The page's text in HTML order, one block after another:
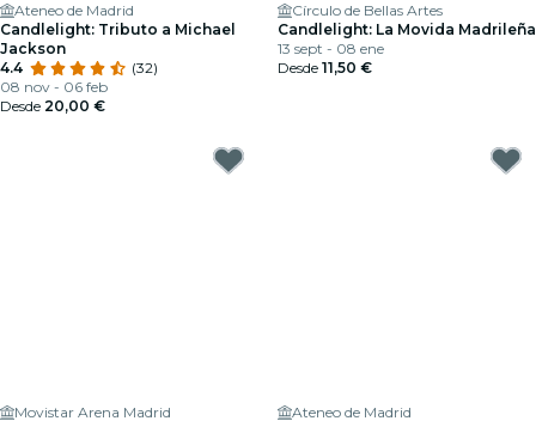
Ateneo de Madrid
Candlelight: Tributo a Michael
Jackson
4.4
(32)
08 nov - 06 feb
Desde 20,00 €
Círculo de Bellas Artes
Candlelight: La Movida Madrileña
13 sept - 08 ene
Desde 11,50 €
Movistar Arena Madrid Ateneo de Madrid